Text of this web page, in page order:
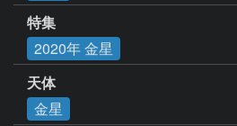
特集
2020年 金星
天体
金星